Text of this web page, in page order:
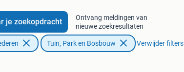
je zoekopdracht
Ontvang meldingen van
nieuwe zoekresultaten
Tuin, Park en Bosbouw Verwijder filters